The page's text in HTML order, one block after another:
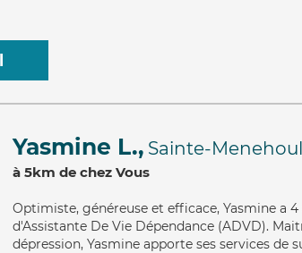
Yasmine L., Sainte-
à 5km de chez Vous
Optimiste, généreuse et efficace, Yasmine a
d'Assistante De Vie Dépendance (ADVD).
dépression, Yasmine apporte ses services